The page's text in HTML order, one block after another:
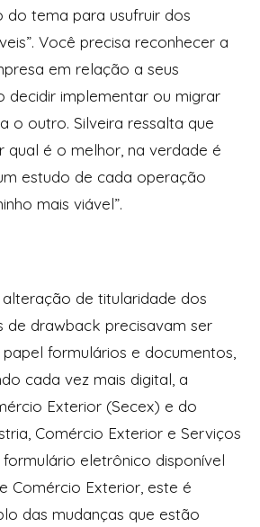
do tema para usufruir dos
Você precisa reconhecer a
em relação a seus
decidir implementar ou migrar
o outro. Silveira ressalta que
qual é o melhor, na verdade é
estudo de cada operação
mais viável”.
de titularidade dos
de drawback precisavam ser
formulários e documentos,
cada vez mais digital, a
Exterior (Secex) e do
Comércio Exterior e Serviços
eletrônico disponível
Comércio Exterior, este é
das mudanças que estão